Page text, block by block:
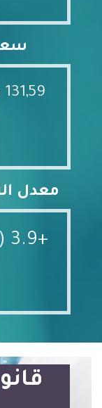
131,59 دج/دولار أمريكي جا
معدل